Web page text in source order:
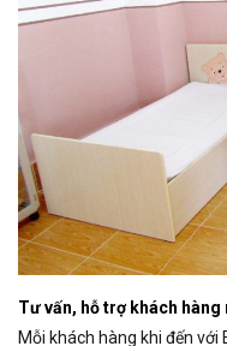
Tư vấn, hỗ trợ khách hàng
Mỗi khách hàng khi đến